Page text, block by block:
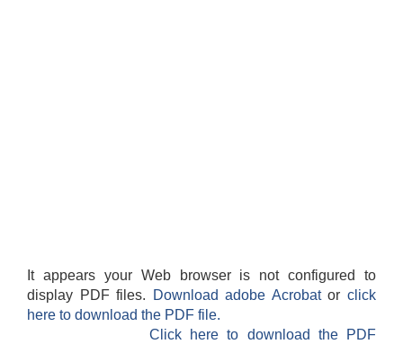
It appears your Web browser is not configured to
display PDF files.
Download adobe Acrobatorclick
here to download the PDF file.
Click here to download the PDF